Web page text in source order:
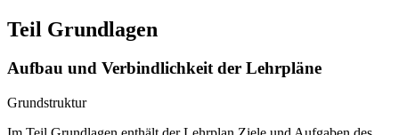
Teil Grundlagen
Aufbau und Verbindlichkeit der Lehrpläne
Grundstruktur